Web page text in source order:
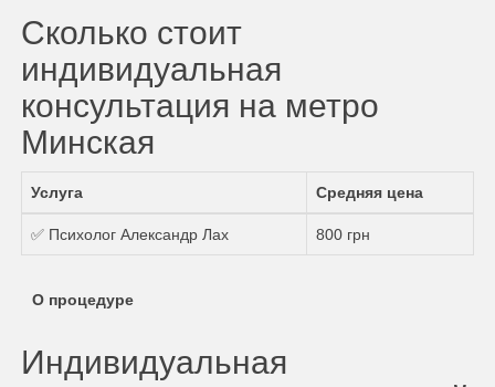
Сколько стоит
индивидуальная
консультация на метро
Минская
Услуга Средняя цена
✅ Психолог Александр Лах 800 грн
О процедуре
Индивидуальная